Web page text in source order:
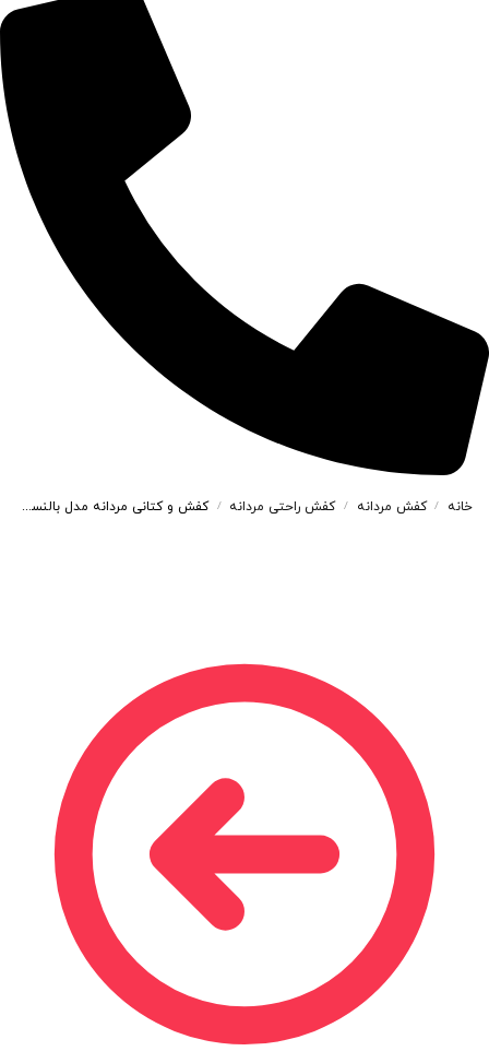
خانه / کفش مردانه / کفش راحتی مردانه / کفش و کتانی مردانه مدل بالنسیاگا BALENCIGA رنگ مشکی طوسی کد 44200